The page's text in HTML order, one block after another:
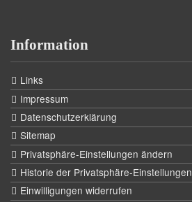
Information
Links
Impressum
Datenschutzerklärung
Sitemap
Privatsphäre-Einstellungen ändern
Historie der Privatsphäre-Einstellungen
Einwilligungen widerrufen